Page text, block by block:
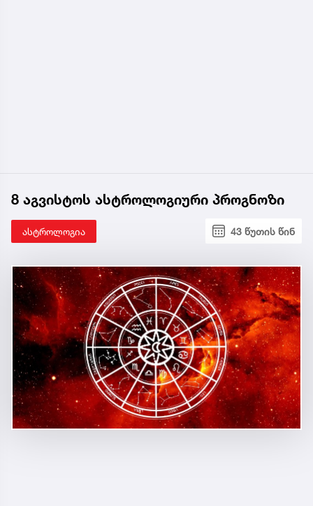
8 აგვისტოს ასტროლოგიური პროგნოზი
ასტროლოგია 43 წუთის წინ